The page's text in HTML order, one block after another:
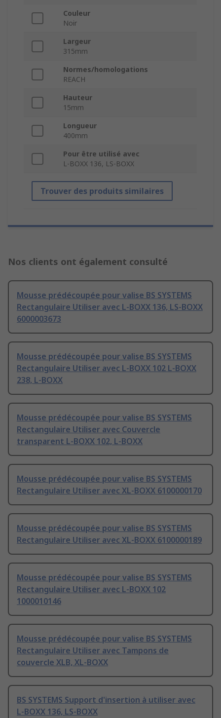
Couleur
Noir
Largeur
315mm
Normes/homologations
REACH
Hauteur
15mm
Longueur
400mm
Pour être utilisé avec
L-BOXX 136, LS-BOXX
Trouver des produits similaires
Nos clients ont également consulté
Mousse prédécoupée pour valise BS SYSTEMS
Rectangulaire Utiliser avec L-BOXX 136, LS-BOXX
6000003673
Mousse prédécoupée pour valise BS SYSTEMS
Rectangulaire Utiliser avec L-BOXX 102 L-BOXX
238, L-BOXX
Mousse prédécoupée pour valise BS SYSTEMS
Rectangulaire Utiliser avec Couvercle
transparent L-BOXX 102, L-BOXX
Mousse prédécoupée pour valise BS SYSTEMS
Rectangulaire Utiliser avec XL-BOXX 6100000170
Mousse prédécoupée pour valise BS SYSTEMS
Rectangulaire Utiliser avec XL-BOXX 6100000189
Mousse prédécoupée pour valise BS SYSTEMS
Rectangulaire Utiliser avec L-BOXX 102
1000010146
Mousse prédécoupée pour valise BS SYSTEMS
Rectangulaire Utiliser avec Tampons de
couvercle XLB, XL-BOXX
BS SYSTEMS Support d'insertion à utiliser avec
L-BOXX 136, LS-BOXX